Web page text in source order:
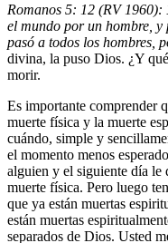
Romanos 5: 12 (RV 1960):
el mundo por un hombre,
pasó a todos los hombres,
divina, la puso Dios. ¿Y
morir.
Es importante comprender
muerte física y la muerte
cuándo, simple y
el momento menos
alguien y el siguiente día le
muerte física. Pero luego
que ya están muertas
están muertas
separados de Dios. Usted